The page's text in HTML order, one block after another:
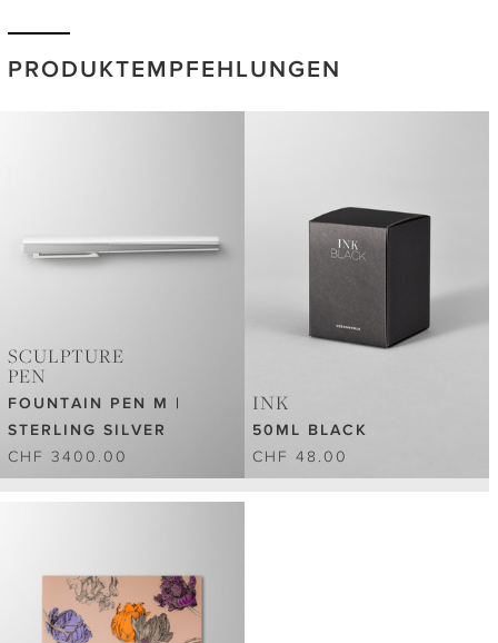
PRODUKTEMPFEHLUNGEN
SCULPTURE
PEN
FOUNTAIN PEN M |
STERLING SILVER
CHF 3400.00
INK
50ML BLACK
CHF 48.00